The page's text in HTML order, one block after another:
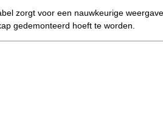
zorgt voor een nauwkeurige
gedemonteerd hoeft te worden.